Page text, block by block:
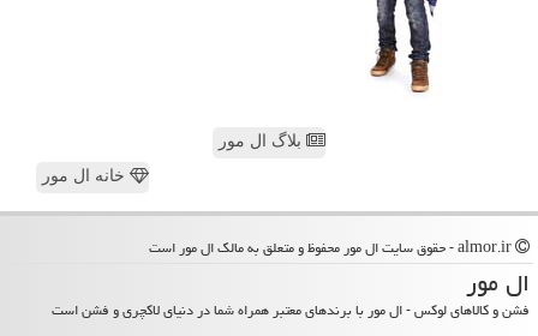
بلاگ ال مور
خانه ال مور
ال مور
فشن و کالاهای لوکس - ال مور با برندهای معتبر همراه شما در دنیای لاکچری و فشن است